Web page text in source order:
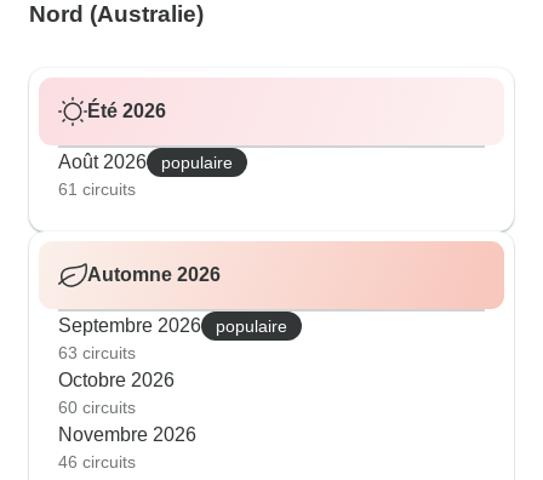
Nord (Australie)
Été 2026
Août 2026
populaire
61 circuits
Automne 2026
Septembre 2026
populaire
63 circuits
Octobre 2026
60 circuits
Novembre 2026
46 circuits